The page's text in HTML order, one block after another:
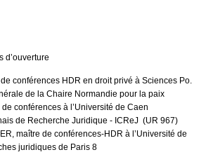
d’ouverture
conférences HDR en droit privé à Sciences Po.
de la Chaire Normandie pour la paix
de conférences à l’Université de Caen
de Recherche Juridique - ICReJ (UR 967)
, maître de conférences-HDR à l’Université de
juridiques de Paris 8